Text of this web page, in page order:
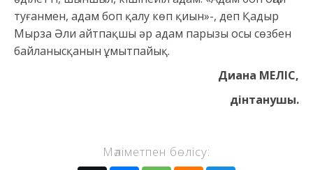
туғанмен, адам боп қалу көп қиын»-, деп Қадыр
Мырза Әли айтпақшы әр адам парызы осы сөзбен
байланысқанын ұмытпайық.
Диана МЕЛІС,
дінтанушы.
Мәліметпен бөлісу: